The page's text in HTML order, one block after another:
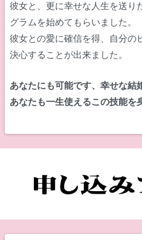
彼女と、更に幸せな人生を送り
グラムを始めてもらいました。
彼女との愛に確信を得、自分の
決心することが出来ました。
あなたにも可能です、幸せな結
あなたも一生使えるこの技能を